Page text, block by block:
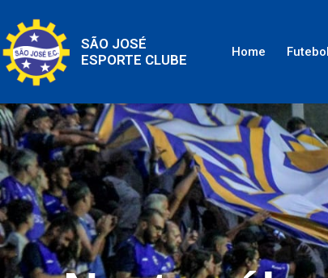
SÃO JOSÉ
ESPORTE CLUBE
Home Futebol